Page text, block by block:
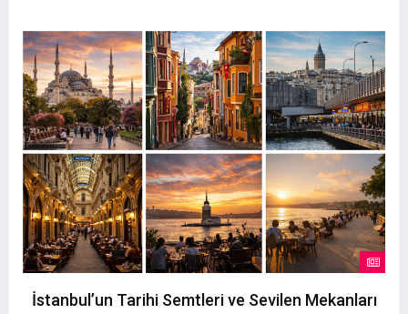
İstanbul’un Tarihi Semtleri ve Sevilen Mekanları